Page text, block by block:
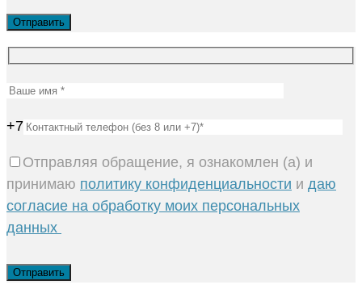
+7
Отправляя обращение, я ознакомлен (а) и
принимаю политику конфиденциальности и даю
согласие на обработку моих персональных
данных